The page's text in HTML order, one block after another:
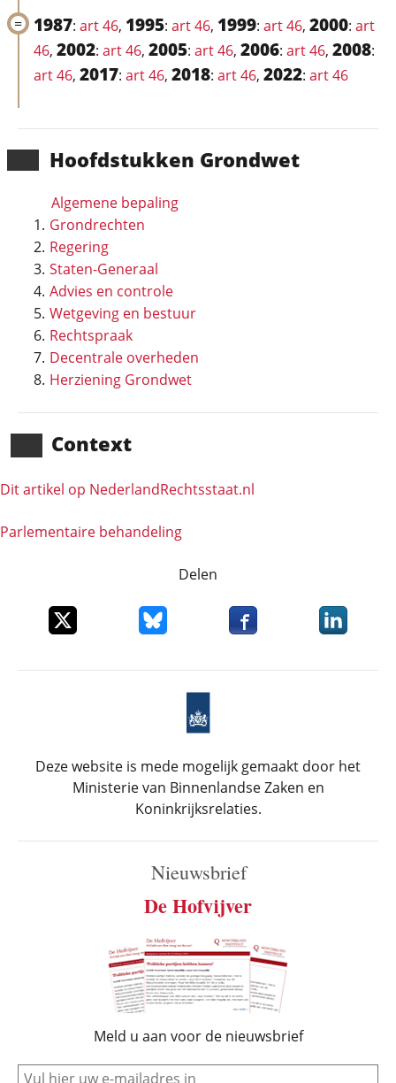
Hoofd­stukken Grondwet
Algemene bepaling
Grondrechten
Regering
Staten-Generaal
Advies en controle
Wetgeving en bestuur
Rechtspraak
Decentrale overheden
Herziening Grondwet
Context
Dit artikel op NederlandRechts­staat.nl
Parlementaire behandeling
1987: art 46, 1995: art 46, 1999: art 46, 2000: art
46, 2002: art 46, 2005: art 46, 2006: art 46, 2008:
art 46, 2017: art 46, 2018: art 46, 2022: art 46
Delen
Deel dit item op XDeel dit item op Bluesky
Deel dit item opDeel dit
Deze website is mede mogelijk gemaakt door het
Ministerie van Binnenlandse Zaken en
Koninkrijksrelaties.
Nieuwsbrief
De Hofvijver
Meld u aan voor de nieuwsbrief
e-mail